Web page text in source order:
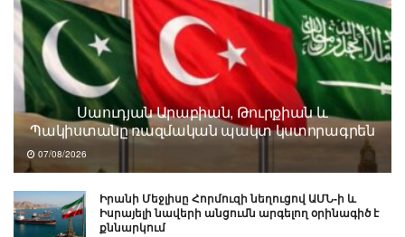
Սաուդյան Արաբիան, Թուրքիան և
Պակիստանը ռազմական պակտ կստորագրեն
07/08/2026
Իրանի Մեջլիսը Հորմուզի նեղուցով ԱՄՆ-ի և
Իսրայելի նավերի անցումն արգելող օրինագիծ է
քննարկում